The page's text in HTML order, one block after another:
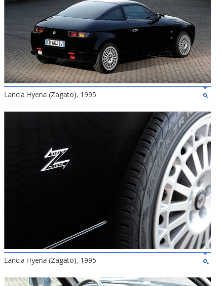
Lancia Hyena (Zagato), 1995
Lancia Hyena (Zagato), 1995